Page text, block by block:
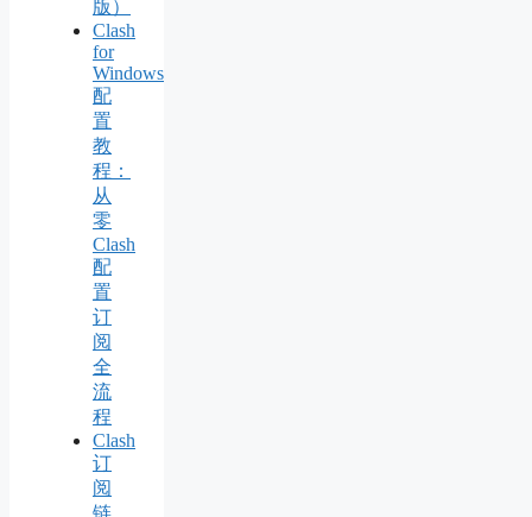
版）
Clash
for
Windows
配
置
教
程：
从
零
Clash
配
置
订
阅
全
流
程
Clash
订
阅
链